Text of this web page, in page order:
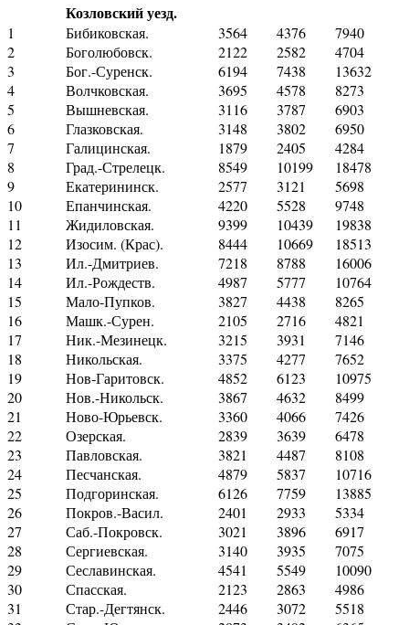
Козловский уезд.
1 Бибиковская. 3564 4376
7940
2
Боголюбовск. 2122 2582
4704
3
Бог.-Суренск. 6194 7438
13632
4
Волчковская. 3695 4578
8273
5
Вышневская. 3116 3787
6903
6
Глазковская. 3148 3802
6950
7
Галицинская. 1879 2405
4284
8
Град.-Стрелецк. 8549 10199
18478
9
Екатерининск. 2577 3121
5698
10
Епанчинская. 4220 5528
9748
11
Жидиловская. 9399 10439
19838
12
Изосим. (Крас). 8444 10669
18513
13
Ил.-Дмитриев. 7218 8788
16006
14
Ил.-Рождеств. 4987 5777
10764
15
Мало-Пупков. 3827 4438
8265
16
Машк.-Сурен. 2105 2716
4821
17
Ник.-Мезинецк. 3215 3931
7146
18
Никольская. 3375 4277
7652
19
Нов-Гаритовск. 4852 6123
10975
20
Нов.-Никольск. 3867 4632
8499
21
Ново-Юрьевск. 3360 4066
7426
22
Озерская. 2839 3639
6478
23
Павловская. 3821 4487
8108
24
Песчанская. 4879 5837
10716
25
Подгоринская. 6126 7759
13885
26
Покров.-Васил. 2401 2933
5334
27
Саб.-Покровск. 3021 3896
6917
28
Сергиевская. 3140 3935
7075
29
Сеславинская. 4541 5549
10090
30
Спасская. 2123 2863
4986
31
Стар.-Дегтянск. 2446 3072
5518